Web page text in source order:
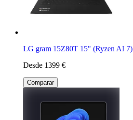
LG gram 15Z80T 15" (Ryzen AI 7)
Desde 1399 €
Comparar